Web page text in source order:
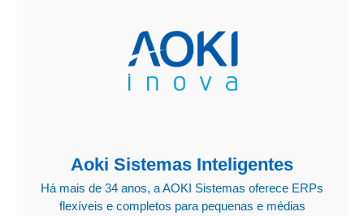
Aoki Sistemas Inteligentes
Há mais de 34 anos, a AOKI Sistemas oferece ERPs
flexíveis e completos para pequenas e médias